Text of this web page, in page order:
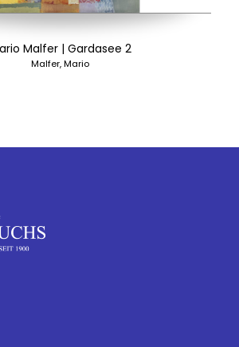
Malfer | Gardasee 2
Malfer, Mario